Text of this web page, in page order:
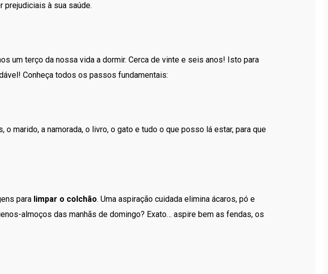
prejudiciais à sua saúde.
um terço da nossa vida a dormir. Cerca de vinte e seis anos! Isto para
Conheça todos os passos fundamentais:
marido, a namorada, o livro, o gato e tudo o que posso lá estar, para que
para limpar o colchão. Uma aspiração cuidada elimina ácaros, pó e
almoços das manhãs de domingo? Exato… aspire bem as fendas, os